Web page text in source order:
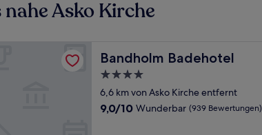
Asko Kirche
Bandholm Badehotel
Bandholm Badehotel
4.0-
Sterne-
Unterkunft
6,6 km von Asko Kirche entfernt
9.0
9,0/10 Wunderbar (939 Bewertungen)